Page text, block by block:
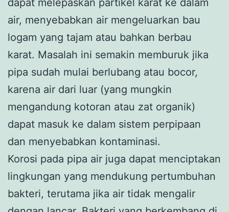
air, menyebabkan air mengeluarkan bau
logam yang tajam atau bahkan berbau
karat. Masalah ini semakin memburuk jika
pipa sudah mulai berlubang atau bocor,
karena air dari luar (yang mungkin
mengandung kotoran atau zat organik)
dapat masuk ke dalam sistem perpipaan
dan menyebabkan kontaminasi.
Korosi pada pipa air juga dapat menciptakan
lingkungan yang mendukung pertumbuhan
bakteri, terutama jika air tidak mengalir